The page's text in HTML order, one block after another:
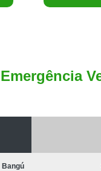
Bangú